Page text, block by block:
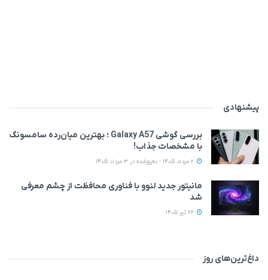
پیشنهادی
بررسی گوشی Galaxy A57 ؛ بهترین میان‌رده سامسونگ
با مشخصات جذاب!
مانیتور جدید لنوو با فناوری محافظت از چشم معرفی
شد
داغ‌ترین‌های روز